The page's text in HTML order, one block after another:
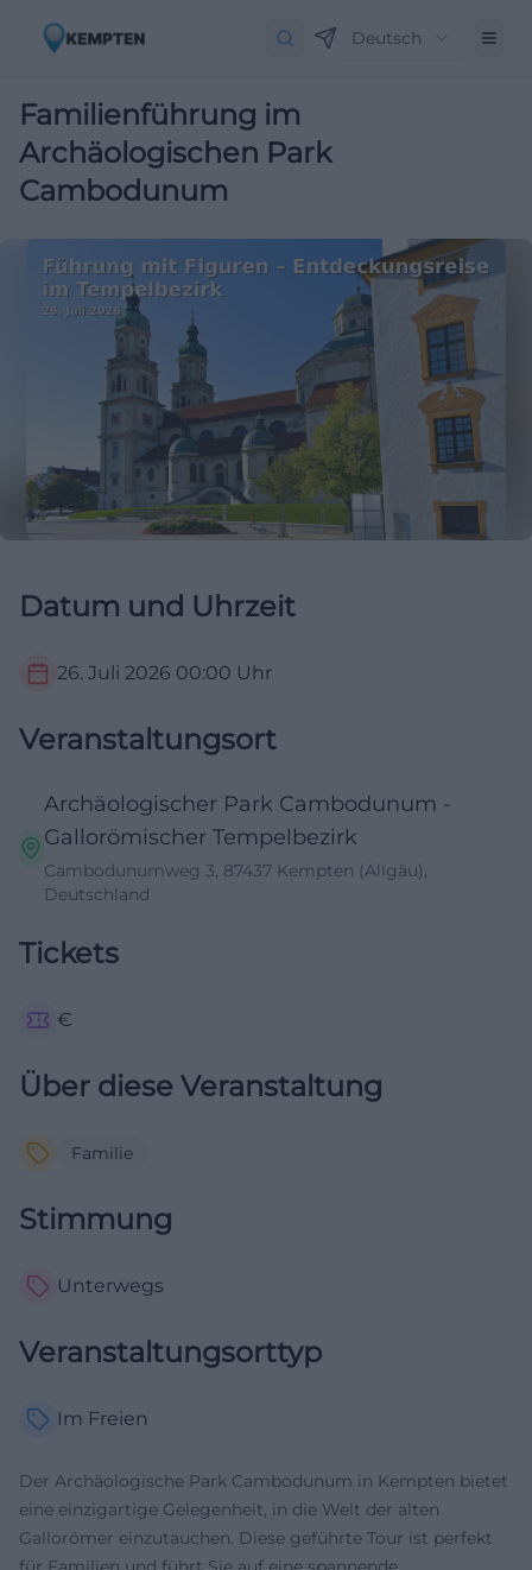
Deutsch
Familienführung im
Archäologischen Park
Cambodunum
Datum und Uhrzeit
26. Juli 2026 00:00 Uhr
Veranstaltungsort
Archäologischer Park Cambodunum -
Gallorömischer Tempelbezirk
Cambodunumweg 3, 87437 Kempten (Allgäu),
Deutschland
Tickets
€
Über diese Veranstaltung
Familie
Stimmung
Unterwegs
Veranstaltungsorttyp
Im Freien
Der Archäologische Park Cambodunum in Kempten bietet
eine einzigartige Gelegenheit, in die Welt der alten
Gallorömer einzutauchen. Diese geführte Tour ist perfekt